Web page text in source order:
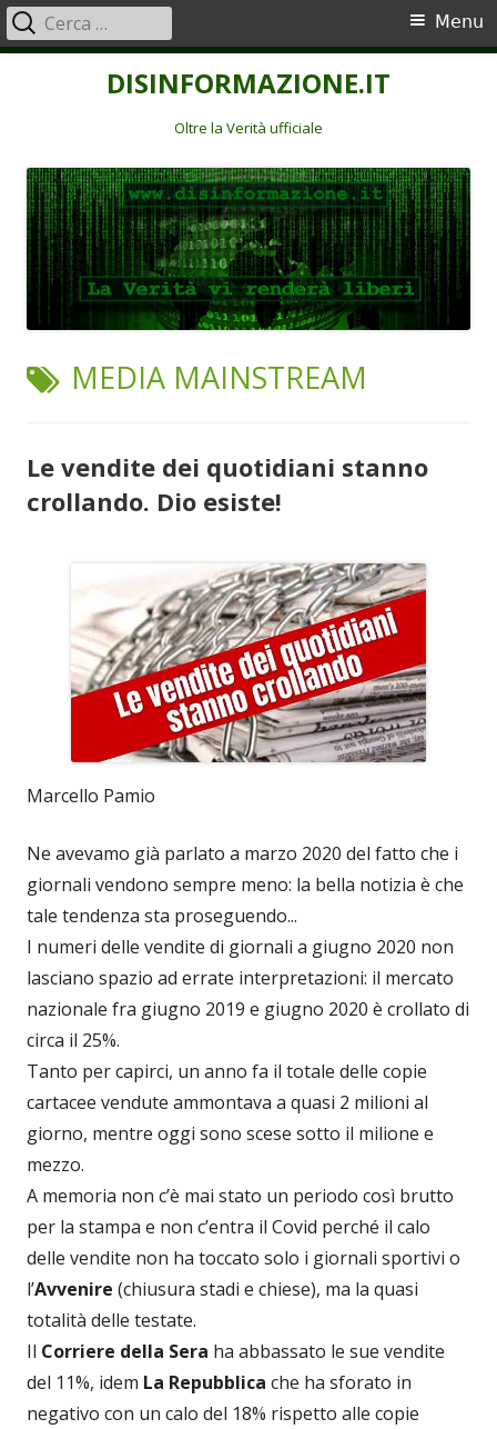
DISINFORMAZIONE.IT
Oltre la Verità ufficiale
Menu
principale
Menu
Ricerca
per:
TAG:
MEDIA MAINSTREAM
Le vendite dei quotidiani stanno
crollando. Dio esiste!
Marcello Pamio
Ne avevamo già parlato a marzo 2020 del fatto che i
giornali vendono sempre meno: la bella notizia è che
tale tendenza sta proseguendo...
I numeri delle vendite di giornali a giugno 2020 non
lasciano spazio ad errate interpretazioni: il mercato
nazionale fra giugno 2019 e giugno 2020 è crollato di
circa il 25%.
Tanto per capirci, un anno fa il totale delle copie
cartacee vendute ammontava a quasi 2 milioni al
giorno, mentre oggi sono scese sotto il milione e
mezzo.
A memoria non c’è mai stato un periodo così brutto
per la stampa e non c’entra il Covid perché il calo
delle vendite non ha toccato solo i giornali sportivi o
l’Avvenire (chiusura stadi e chiese), ma la quasi
totalità delle testate.
Il Corriere della Sera ha abbassato le sue vendite
del 11%, idem La Repubblica che ha sforato in
negativo con un calo del 18% rispetto alle copie